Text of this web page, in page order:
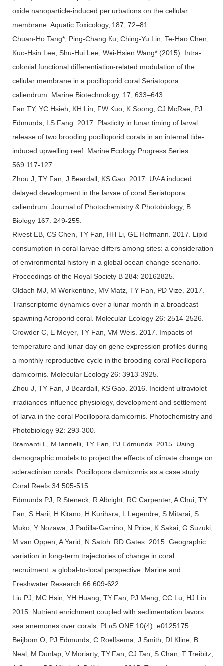
oxide nanoparticle-induced perturbations on the cellular
membrane. Aquatic Toxicology, 187, 72–81.
Chuan-Ho Tang*, Ping-Chang Ku, Ching-Yu Lin, Te-Hao Chen,
Kuo-Hsin Lee, Shu-Hui Lee, Wei-Hsien Wang* (2015). Intra-
colonial functional differentiation-related modulation of the
cellular membrane in a pocilloporid coral Seriatopora
caliendrum. Marine Biotechnology, 17, 633–643.
Fan TY, YC Hsieh, KH Lin, FW Kuo, K Soong, CJ McRae, PJ
Edmunds, LS Fang. 2017. Plasticity in lunar timing of larval
release of two brooding pocilloporid corals in an internal tide-
induced upwelling reef. Marine Ecology Progress Series
569:117-127.
Zhou J, TY Fan, J Beardall, KS Gao. 2017. UV-A induced
delayed development in the larvae of coral Seriatopora
caliendrum. Journal of Photochemistry & Photobiology, B:
Biology 167: 249-255.
Rivest EB, CS Chen, TY Fan, HH Li, GE Hofmann. 2017. Lipid
consumption in coral larvae differs among sites: a consideration
of environmental history in a global ocean change scenario.
Proceedings of the Royal Society B 284: 20162825.
Oldach MJ, M Workentine, MV Matz, TY Fan, PD Vize. 2017.
Transcriptome dynamics over a lunar month in a broadcast
spawning Acroporid coral. Molecular Ecology 26: 2514-2526.
Crowder C, E Meyer, TY Fan, VM Weis. 2017. Impacts of
temperature and lunar day on gene expression profiles during
a monthly reproductive cycle in the brooding coral Pocillopora
damicornis. Molecular Ecology 26: 3913-3925.
Zhou J, TY Fan, J Beardall, KS Gao. 2016. Incident ultraviolet
irradiances influence physiology, development and settlement
of larva in the coral Pocillopora damicornis. Photochemistry and
Photobiology 92: 293-300.
Bramanti L, M Iannelli, TY Fan, PJ Edmunds. 2015. Using
demographic models to project the effects of climate change on
scleractinian corals: Pocillopora damicornis as a case study.
Coral Reefs 34:505-515.
Edmunds PJ, R Steneck, R Albright, RC Carpenter, A Chui, TY
Fan, S Harii, H Kitano, H Kurihara, L Legendre, S Mitarai, S
Muko, Y Nozawa, J Padilla-Gamino, N Price, K Sakai, G Suzuki,
M van Oppen, A Yarid, N Satoh, RD Gates. 2015. Geographic
variation in long-term trajectories of change in coral
recruitment: a global-to-local perspective. Marine and
Freshwater Research 66:609-622.
Liu PJ, MC Hsin, YH Huang, TY Fan, PJ Meng, CC Lu, HJ Lin.
2015. Nutrient enrichment coupled with sedimentation favors
sea anemones over corals. PLoS ONE 10(4): e0125175.
Beijbom O, PJ Edmunds, C Roelfsema, J Smith, DI Kline, B
Neal, M Dunlap, V Moriarty, TY Fan, CJ Tan, S Chan, T Treibitz,